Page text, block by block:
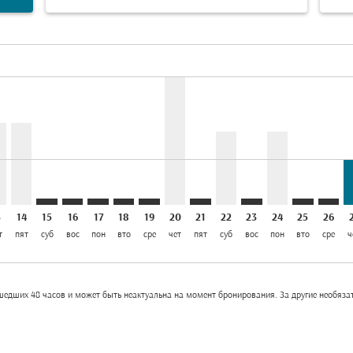
14
пят
15
суб
16
вос
17
пон
18
вто
DMM–CCJ: cmp-view-offers-
19
сре
20
чет
DMM–CCJ: cmp-view-
21
пят
22
суб
DMM–CCJ: cmp-
23
вос
DMM–CCJ,
24
пон
25
вто
26
сре
48 часов и может быть неактуальна на момент бронирования. За другие